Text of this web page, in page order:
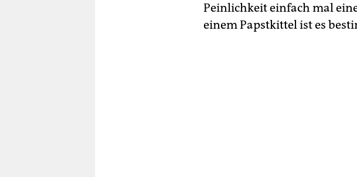
Peinlichkeit einfach mal
einem Papstkittel ist es